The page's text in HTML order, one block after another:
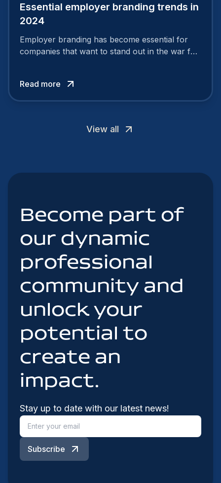
Essential employer branding trends in
2024
Employer branding has become essential for
companies that want to stand out in the war for
attract the best profiles.
Read more
View all
Become part of
our dynamic
professional
community and
unlock your
potential to
create an
impact.
Stay up to date with our latest news!
Subscribe